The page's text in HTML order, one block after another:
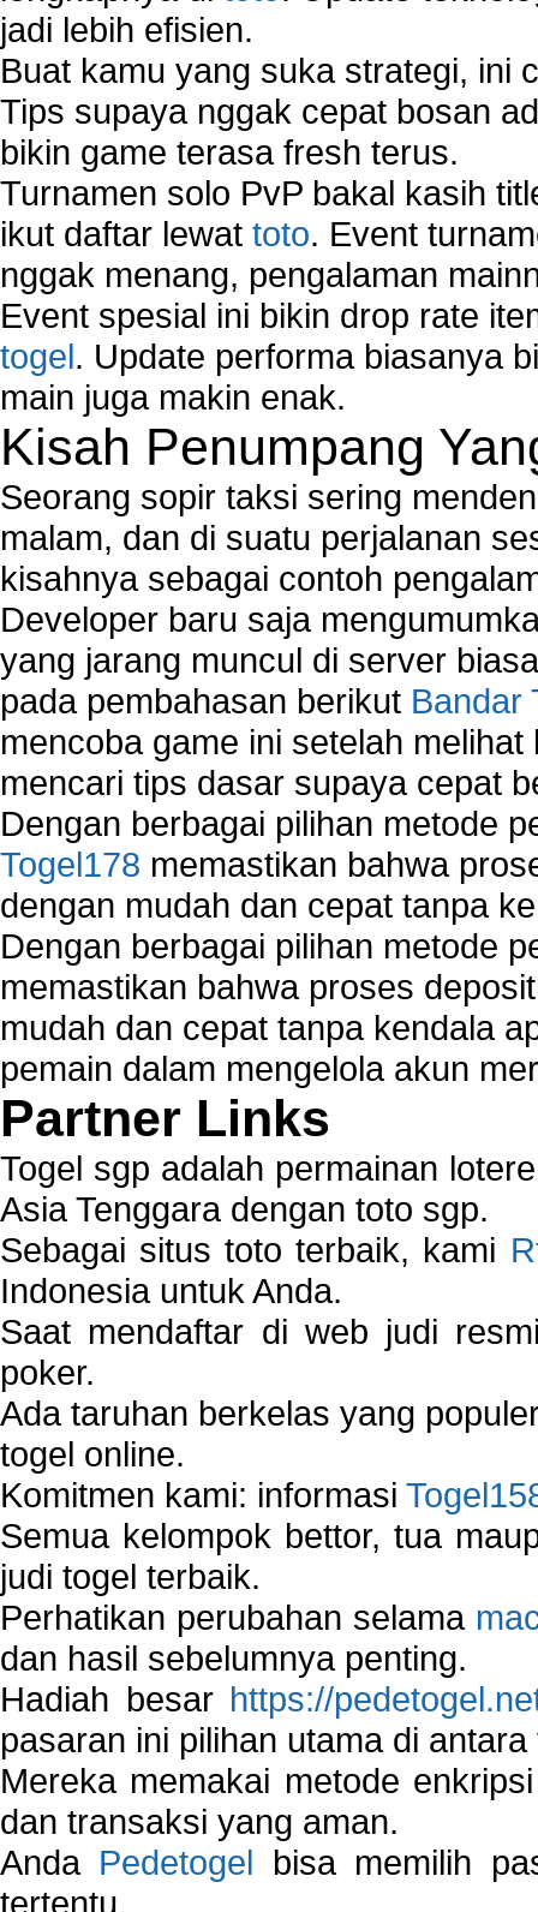
jadi lebih efisien.
Buat kamu yang suka strategi, ini
Tips supaya nggak cepat bosan
bikin game terasa fresh terus.
Turnamen solo PvP bakal kasih
ikut daftar lewat toto. Event
nggak menang, pengalaman
Event spesial ini bikin drop rate
togel. Update performa biasanya
main juga makin enak.
Kisah Penumpang
Seorang sopir taksi sering
malam, dan di suatu perjalanan
kisahnya sebagai contoh
Developer baru saja
yang jarang muncul di server
pada pembahasan berikut Bandar
mencoba game ini setelah
mencari tips dasar supaya cepat
Dengan berbagai pilihan metode
Togel178 memastikan bahwa
dengan mudah dan cepat tanpa
Dengan berbagai pilihan metode
memastikan bahwa proses
mudah dan cepat tanpa kendala
pemain dalam mengelola akun
Partner Links
Togel sgp adalah permainan
Asia Tenggara dengan toto sgp.
Sebagai situs toto terbaik, kami
Indonesia untuk Anda.
Saat mendaftar di web judi
poker.
Ada taruhan berkelas yang
togel online.
Komitmen kami: informasi
Semua kelompok bettor, tua
judi togel terbaik.
Perhatikan perubahan selama
dan hasil sebelumnya penting.
Hadiah besar https://
pasaran ini pilihan utama di
Mereka memakai metode
dan transaksi yang aman.
Anda Pedetogel bisa memilih
tertentu.